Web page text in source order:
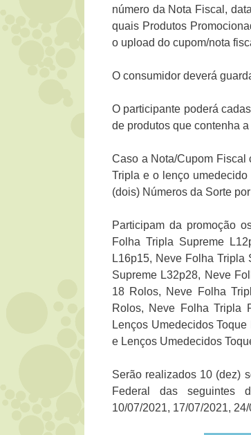
número da Nota Fiscal,
quais Produtos
o upload do cupom/nota
O consumidor deverá
O participante poderá
de produtos que contenha
Caso a Nota/Cupom Fiscal
Tripla e o lenço
(dois) Números da Sorte
Participam da promoção
Folha Tripla Supreme
L16p15, Neve Folha Tripla
Supreme L32p28, Neve
18 Rolos, Neve Folha
Rolos, Neve Folha Tripla
Lenços Umedecidos
e Lenços Umedecidos
Serão realizados 10 (dez)
Federal das seguintes
10/07/2021, 17/07/2021,